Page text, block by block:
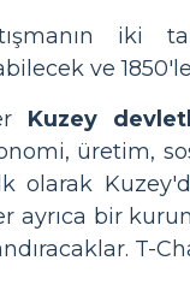
iki
ve
Kuzey
üretim,
olarak
bir
T-